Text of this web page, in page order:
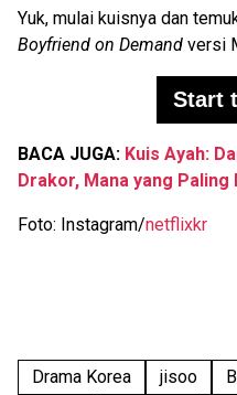
Yuk, mulai kuisnya dan
Boyfriend on Demand versi
Start
BACA JUGA: Kuis Ayah:
Drakor, Mana yang
Foto: Instagram/netflixkr
Drama Korea jisoo